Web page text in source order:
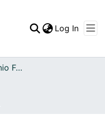
Log In
Archivo del Patrimonio Fotográfico y Fílmico del Valle del Cauca